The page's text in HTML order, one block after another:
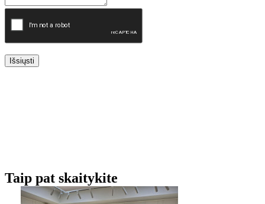
Išsiųsti
Taip pat skaitykite